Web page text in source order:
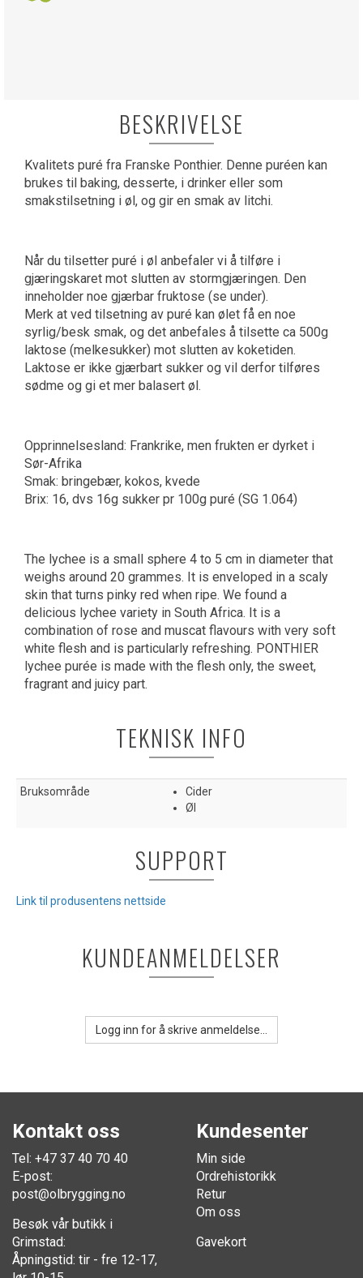
BESKRIVELSE
Kvalitets puré fra Franske Ponthier. Denne puréen kan
brukes til baking, desserte, i drinker eller som
smakstilsetning i øl, og gir en smak av litchi.
Når du tilsetter puré i øl anbefaler vi å tilføre i
gjæringskaret mot slutten av stormgjæringen. Den
inneholder noe gjærbar fruktose (se under).
Merk at ved tilsetning av puré kan ølet få en noe
syrlig/besk smak, og det anbefales å tilsette ca 500g
laktose (melkesukker) mot slutten av koketiden.
Laktose er ikke gjærbart sukker og vil derfor tilføres
sødme og gi et mer balasert øl.
Opprinnelsesland: Frankrike, men frukten er dyrket i
Sør-Afrika
Smak: bringebær, kokos, kvede
Brix: 16, dvs 16g sukker pr 100g puré (SG 1.064)
The lychee is a small sphere 4 to 5 cm in diameter that
weighs around 20 grammes. It is enveloped in a scaly
skin that turns pinky red when ripe. We found a
delicious lychee variety in South Africa. It is a
combination of rose and muscat flavours with very soft
white flesh and is particularly refreshing. PONTHIER
lychee purée is made with the flesh only, the sweet,
fragrant and juicy part.
TEKNISK INFO
Bruksområde
Cider
Øl
SUPPORT
Link til produsentens nettside
KUNDEANMELDELSER
Logg inn for å skrive anmeldelse...
Kontakt oss
Tel: +47 37 40 70 40
E-post:
post@olbrygging.no
Besøk vår butikk i
Grimstad:
Åpningstid: tir - fre 12-17,
Kundesenter
Min side
Ordrehistorikk
Retur
Om oss
Gavekort